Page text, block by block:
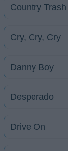
Country Trash
Cry, Cry, Cry
Danny Boy
Desperado
Drive On